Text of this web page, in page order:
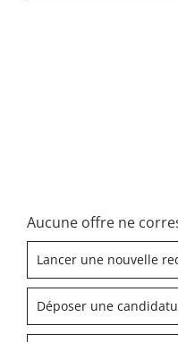
Aucune offre ne
Lancer une nouvelle
Déposer une